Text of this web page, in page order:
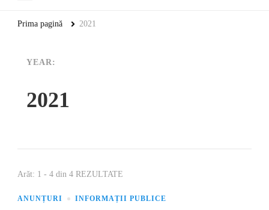
Prima pagină 2021
YEAR:
2021
Arăt: 1 - 4 din 4 REZULTATE
ANUNȚURI INFORMAȚII PUBLICE